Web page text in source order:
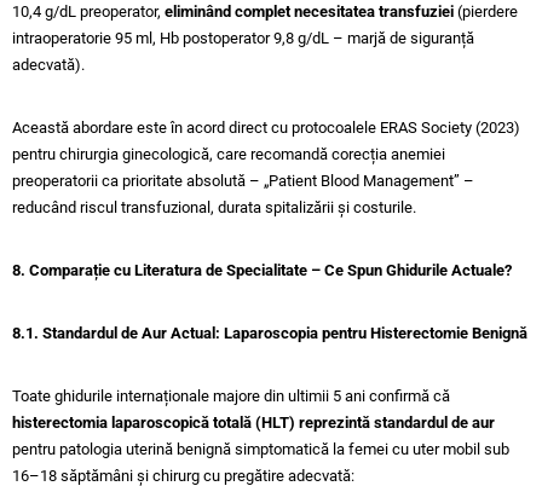
10,4 g/dL preoperator, eliminând complet necesitatea transfuziei (pierdere
intraoperatorie 95 ml, Hb postoperator 9,8 g/dL – marjă de siguranță
adecvată).
Această abordare este în acord direct cu protocoalele ERAS Society (2023)
pentru chirurgia ginecologică, care recomandă corecția anemiei
preoperatorii ca prioritate absolută – „Patient Blood Management” –
reducând riscul transfuzional, durata spitalizării și costurile.
8. Comparație cu Literatura de Specialitate – Ce Spun Ghidurile Actuale?
8.1. Standardul de Aur Actual: Laparoscopia pentru Histerectomie Benignă
Toate ghidurile internaționale majore din ultimii 5 ani confirmă că
histerectomia laparoscopică totală (HLT) reprezintă standardul de aur
pentru patologia uterină benignă simptomatică la femei cu uter mobil sub
16–18 săptămâni și chirurg cu pregătire adecvată: